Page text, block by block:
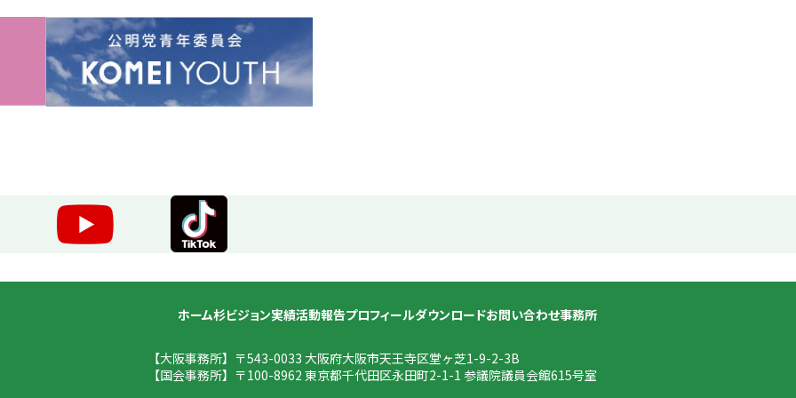
ホーム杉ビジョン実績活動報告プロフィールダウンロードお問い合わせ事務所
【大阪事務所】 〒543-0033 大阪府大阪市天王寺区堂ヶ芝1-9-2-3B
【国会事務所】 〒100-8962 東京都千代田区永田町2-1-1 参議院議員会館615号室